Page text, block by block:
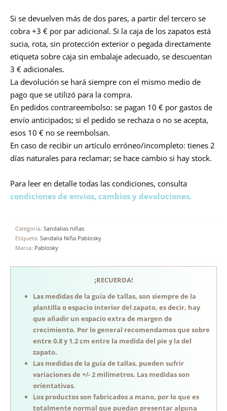
Si se devuelven más de dos pares, a partir del tercero se
cobra +3 € por par adicional. Si la caja de los zapatos está
sucia, rota, sin protección exterior o pegada directamente
etiqueta sobre caja sin embalaje adecuado, se descuentan
3 € adicionales.
La devolución se hará siempre con el mismo medio de
pago que se utilizó para la compra.
En pedidos contrareembolso: se pagan 10 € por gastos de
envío anticipados; si el pedido se rechaza o no se acepta,
esos 10 € no se reembolsan.
En caso de recibir un artículo erróneo/incompleto: tienes 2
días naturales para reclamar; se hace cambio si hay stock.
Para leer en detalle todas las condiciones, consulta
condiciones de envíos, cambios y devoluciones.
Categoría: Sandalias niñas
Etiqueta: Sandalia Niña Pablosky
Marca: Pablosky
¡RECUERDA!
Las medidas de la guía de tallas, son siempre de la
plantilla o espacio interior del zapato, es decir, hay
que añadir un espacio extra de margen de
crecimiento. Por lo general recomendamos que sobre
entre 0.8 y 1.2 cm entre la medida del pie y la del
zapato.
Las medidas de la guía de tallas, pueden sufrir
variaciones de +/- 2 milímetros. Las medidas son
orientativas.
Los productos son fabricados a mano, por lo que es
totalmente normal que puedan presentar alguna